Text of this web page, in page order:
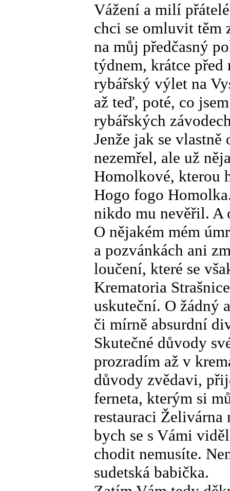
Vážení a milí
chci se omluvit těm
na můj předčasný
týdnem, krátce
rybářský výlet na
až teď, poté, co
rybářských
Jenže jak se vlastně
nezemřel, ale už
Homolkové, kterou
Hogo fogo
nikdo mu nevěřil. A
O nějakém mém
a pozvánkách ani
loučení, které se
Krematoria
uskuteční. O žádný
či mírně absurdní
Skutečné důvody
prozradím až v
důvody zvědavi,
ferneta, kterým si
restauraci Želivárna
bych se s Vámi
chodit nemusíte.
sudetská babička.